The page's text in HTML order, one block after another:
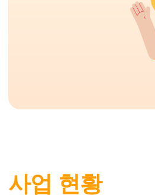
사업 현황